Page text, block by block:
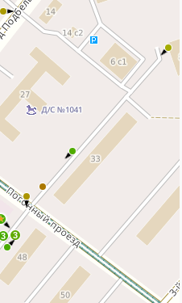
3 3